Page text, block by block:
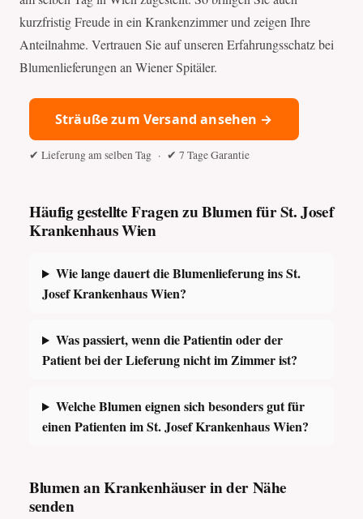
kurzfristig Freude in ein Krankenzimmer und zeigen Ihre
Anteilnahme. Vertrauen Sie auf unseren Erfahrungsschatz bei
Blumenlieferungen an Wiener Spitäler.
Sträuße zum Versand ansehen →
✔ Lieferung am selben Tag · ✔ 7 Tage Garantie
Häufig gestellte Fragen zu Blumen für St. Josef
Krankenhaus Wien
Wie lange dauert die Blumenlieferung ins St.
Josef Krankenhaus Wien?
Was passiert, wenn die Patientin oder der
Patient bei der Lieferung nicht im Zimmer ist?
Welche Blumen eignen sich besonders gut für
einen Patienten im St. Josef Krankenhaus Wien?
Blumen an Krankenhäuser in der Nähe
senden